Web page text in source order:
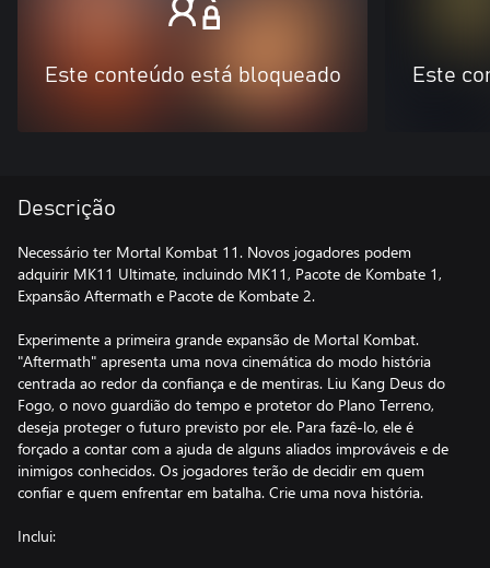
Este conteúdo está bloqueado Este
Descrição
Necessário ter Mortal Kombat 11. Novos jogadores podem
adquirir MK11 Ultimate, incluindo MK11, Pacote de Kombate 1,
Expansão Aftermath e Pacote de Kombate 2.
Experimente a primeira grande expansão de Mortal Kombat.
"Aftermath" apresenta uma nova cinemática do modo história
centrada ao redor da confiança e de mentiras. Liu Kang Deus do
Fogo, o novo guardião do tempo e protetor do Plano Terreno,
deseja proteger o futuro previsto por ele. Para fazê-lo, ele é
forçado a contar com a ajuda de alguns aliados improváveis e de
inimigos conhecidos. Os jogadores terão de decidir em quem
confiar e quem enfrentar em batalha. Crie uma nova história.
Inclui: